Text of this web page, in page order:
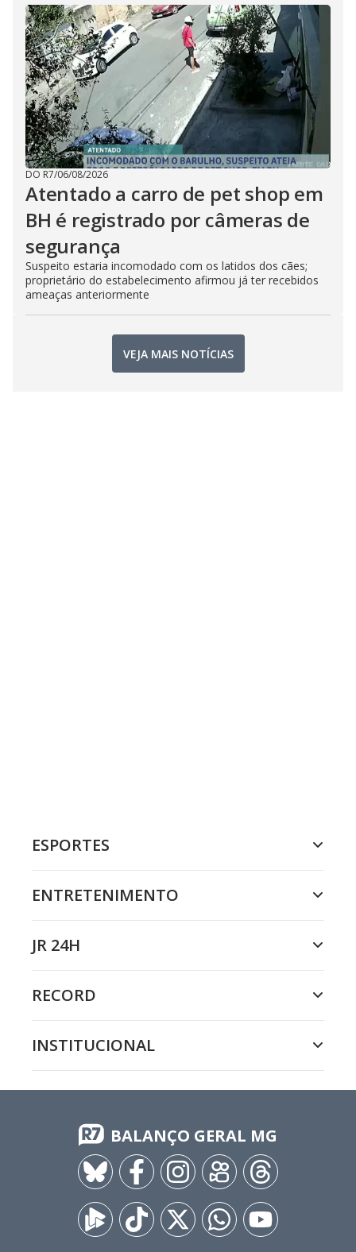
DO R7/06/08/2026
Atentado a carro de pet shop em
BH é registrado por câmeras de
segurança
Suspeito estaria incomodado com os latidos dos cães;
proprietário do estabelecimento afirmou já ter recebidos
ameaças anteriormente
VEJA MAIS NOTÍCIAS
ESPORTES
ENTRETENIMENTO
JR 24H
RECORD
INSTITUCIONAL
BALANÇO GERAL MG